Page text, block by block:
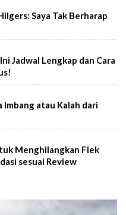
Saya Tak Berharap
Jadwal Lengkap dan Cara
Imbang atau Kalah dari
Menghilangkan Flek
sesuai Review